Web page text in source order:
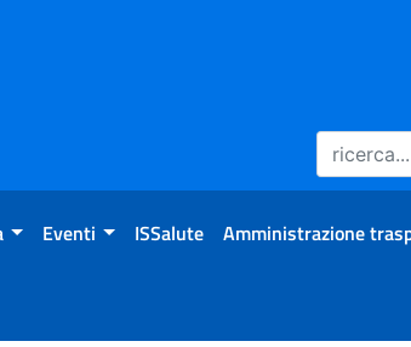
Eventi ISSalute Amministrazione